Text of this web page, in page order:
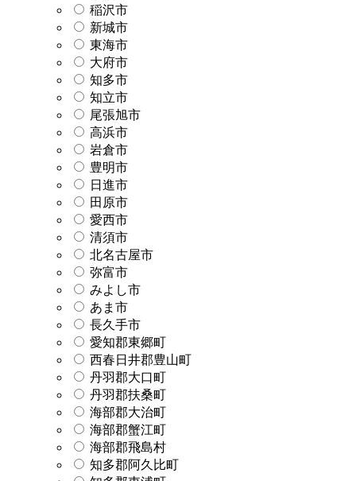
稲沢市
新城市
東海市
大府市
知多市
知立市
尾張旭市
高浜市
岩倉市
豊明市
日進市
田原市
愛西市
清須市
北名古屋市
弥富市
みよし市
あま市
長久手市
愛知郡東郷町
西春日井郡豊山町
丹羽郡大口町
丹羽郡扶桑町
海部郡大治町
海部郡蟹江町
海部郡飛島村
知多郡阿久比町